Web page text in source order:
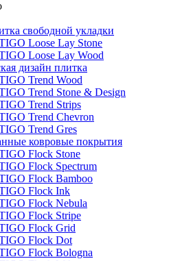
свободной укладки
Loose Lay Stone
Loose Lay Wood
дизайн плитка
Trend Wood
Trend Stone & Design
Trend Strips
Trend Chevron
Trend Gres
ковровые покрытия
Flock Stone
Flock Spectrum
Flock Bamboo
Flock Ink
Flock Nebula
Flock Stripe
Flock Grid
Flock Dot
Flock Bologna